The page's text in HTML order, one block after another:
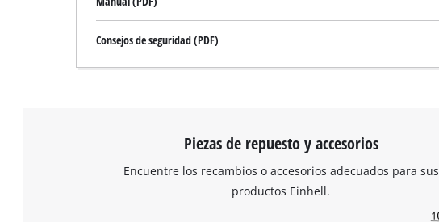
Consejos de seguridad (PDF)
Piezas de repuesto y accesorios
Encuentre los recambios o accesorios adecuados para sus
productos Einhell.